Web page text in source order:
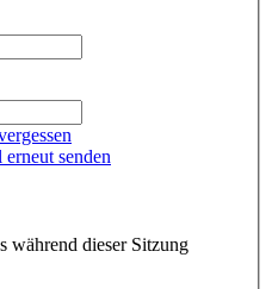
senden
während dieser Sitzung